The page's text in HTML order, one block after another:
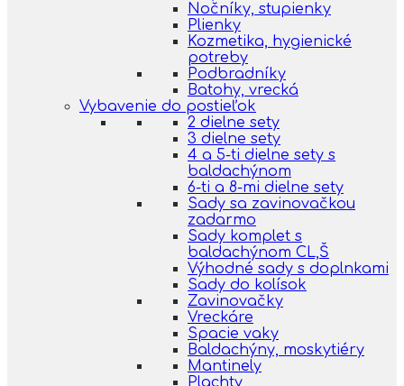
Nočníky, stupienky
Plienky
Kozmetika, hygienické
potreby
Podbradníky
Batohy, vrecká
Vybavenie do postieľok
2 dielne sety
3 dielne sety
4 a 5-ti dielne sety s
baldachýnom
6-ti a 8-mi dielne sety
Sady sa zavinovačkou
zadarmo
Sady komplet s
baldachýnom CL,Š
Výhodné sady s doplnkami
Sady do kolísok
Zavinovačky
Vreckáre
Spacie vaky
Baldachýny, moskytiéry
Mantinely
Plachty